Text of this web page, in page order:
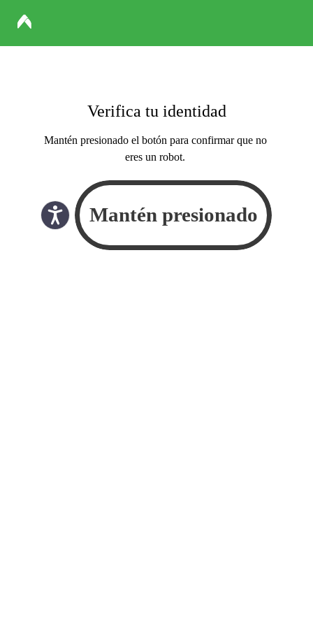
Verifica tu identidad
Mantén presionado el botón para confirmar que no
eres un robot.